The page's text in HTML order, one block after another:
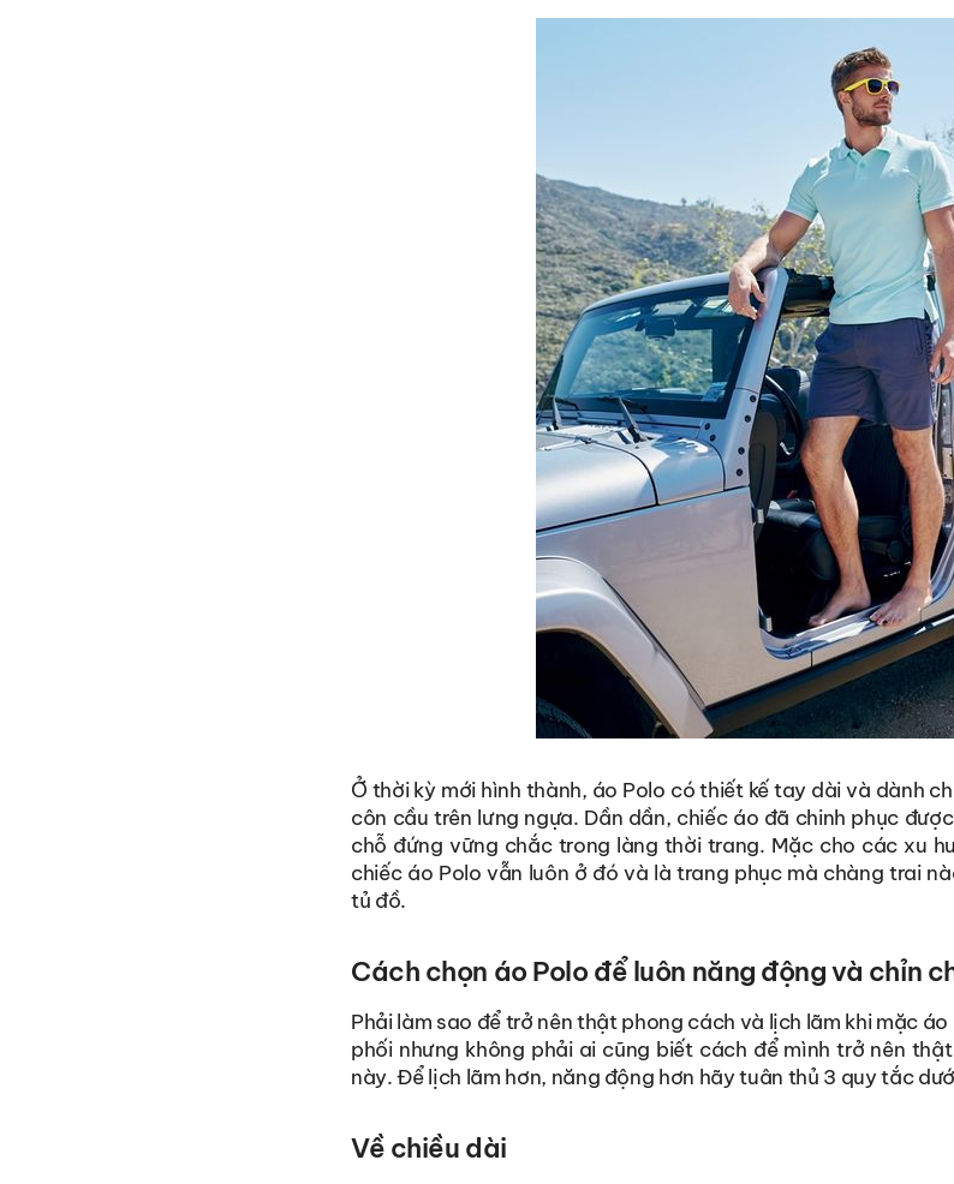
Ở thời kỳ mới hình thành, áo Polo có thiết kế tay dài và dành
côn cầu trên lưng ngựa. Dần dần, chiếc áo đã chinh phục
chỗ đứng vững chắc trong làng thời trang. Mặc cho các xu
chiếc áo Polo vẫn luôn ở đó và là trang phục mà chàng trai
tủ đồ.
Cách chọn áo Polo để luôn năng động và chỉn
Phải làm sao để trở nên thật phong cách và lịch lãm khi mặc
phối nhưng không phải ai cũng biết cách để mình trở nên
này. Để lịch lãm hơn, năng động hơn hãy tuân thủ 3 quy tắc
Về chiều dài